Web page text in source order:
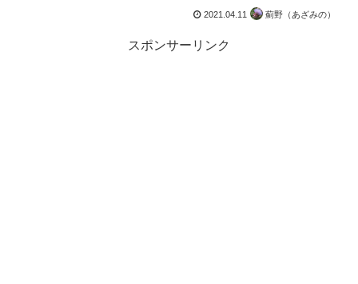
2021.04.11 薊野（あざみの）
スポンサーリンク